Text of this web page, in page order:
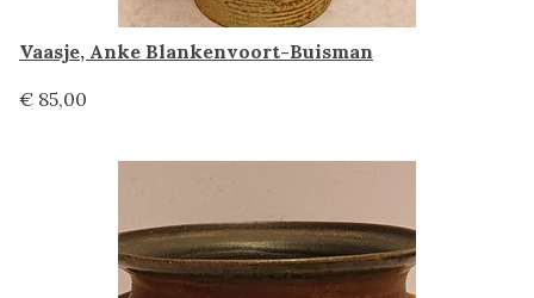
Vaasje, Anke Blankenvoort-Buisman
€ 85,00